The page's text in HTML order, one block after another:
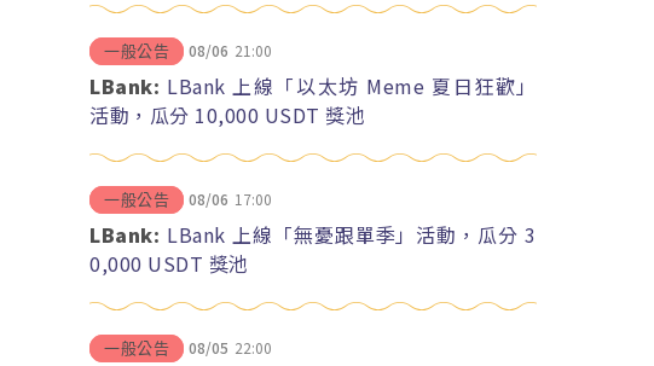
一般公告 08/06 21:00
LBank: LBank 上線「以太坊 Meme 夏日狂歡」
活動，瓜分 10,000 USDT 獎池
一般公告 08/06 17:00
LBank: LBank 上線「無憂跟單季」活動，瓜分 3
0,000 USDT 獎池
一般公告 08/05 22:00